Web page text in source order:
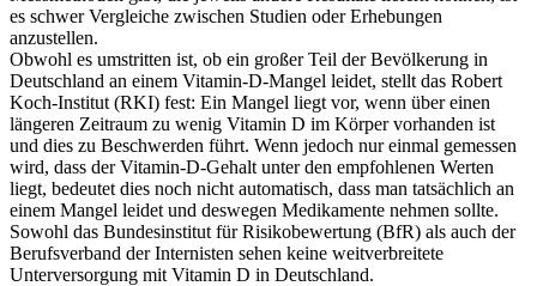
es schwer Vergleiche zwischen Studien oder Erhebungen
anzustellen.
Obwohl es umstritten ist, ob ein großer Teil der Bevölkerung in
Deutschland an einem Vitamin-D-Mangel leidet, stellt das Robert
Koch-Institut (RKI) fest: Ein Mangel liegt vor, wenn über einen
längeren Zeitraum zu wenig Vitamin D im Körper vorhanden ist
und dies zu Beschwerden führt. Wenn jedoch nur einmal gemessen
wird, dass der Vitamin-D-Gehalt unter den empfohlenen Werten
liegt, bedeutet dies noch nicht automatisch, dass man tatsächlich an
einem Mangel leidet und deswegen Medikamente nehmen sollte.
Sowohl das Bundesinstitut für Risikobewertung (BfR) als auch der
Berufsverband der Internisten sehen keine weitverbreitete
Unterversorgung mit Vitamin D in Deutschland.